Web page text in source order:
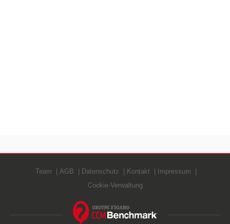
Team AGB Datenschutz Kontakt
Impressum
Cookie-Verwaltung